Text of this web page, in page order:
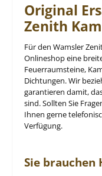
Original
Zenith
Für den Wamsler
Onlineshop eine
Feuerraumsteine,
Dichtungen. Wir
garantieren damit,
sind. Sollten Sie
Ihnen gerne
Verfügung.
Sie brauchen